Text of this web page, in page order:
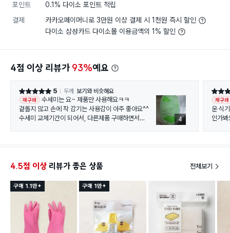
포인트
0.1% 다이소 포인트 적립
결제
카카오페이머니로 3만원 이상 결제 시 1천원 즉시 할인
다이소 삼성카드 다이소몰 이용금액의 1% 할인
4점 이상 리뷰가 93%예요
별점 5점 5 두께 보기와 비슷해요
재구매
수세미는 요~ 제품만 사용해요ㅋㅋ
겉돌지 않고 손에 착 감기는 사용감이 아주 좋아요^^
수세미 교체기간이 되어서, 다른제품 구매하면서
이팬 냄비등 어떤 식기에도 스크래치 안 남기고
만족도 최상예요!!
4
별점 4
재구매
운 식기를 닦
인가봐요. 어쩔땐 그린컬러가 어쩔
4.5점 이상 리뷰가 좋은 상품 전체보기
구매 1.1만+ 구매 1만+